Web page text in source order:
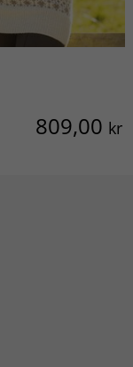
809,00 kr